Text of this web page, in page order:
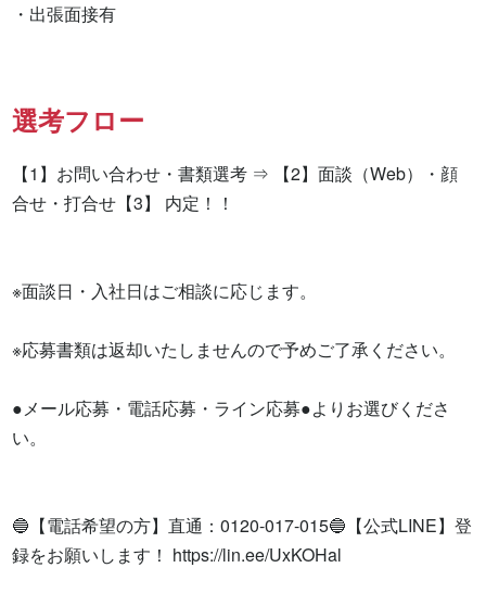
・出張面接有
選考フロー
【1】お問い合わせ・書類選考 ⇒ 【2】面談（Web）・顔
合せ・打合せ【3】 内定！！
※面談日・入社日はご相談に応じます。
※応募書類は返却いたしませんので予めご了承ください。
●メール応募・電話応募・ライン応募●よりお選びくださ
い。
🔵【電話希望の方】直通：0120-017-015🔵【公式LINE】登
録をお願いします！ https://lin.ee/UxKOHal